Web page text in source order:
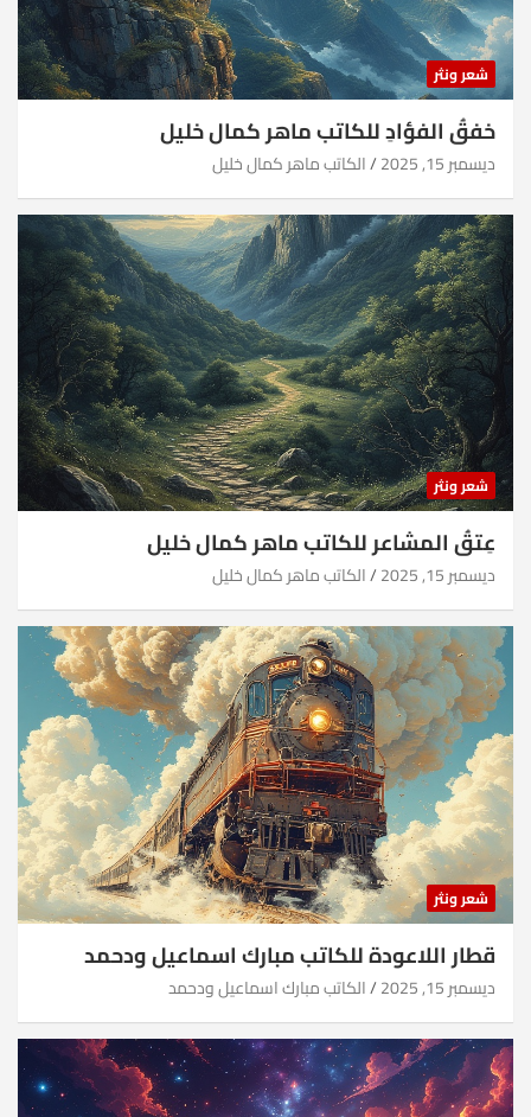
شعر ونثر
خفقُ الفؤادِ للكاتب ماهر كمال خليل
ديسمبر 15, 2025 الكاتب ماهر كمال خليل
شعر ونثر
عِتقُ المشاعر للكاتب ماهر كمال خليل
ديسمبر 15, 2025 الكاتب ماهر كمال خليل
شعر ونثر
قطار اللاعودة للكاتب مبارك اسماعيل ودحمد
ديسمبر 15, 2025 الكاتب مبارك اسماعيل ودحمد